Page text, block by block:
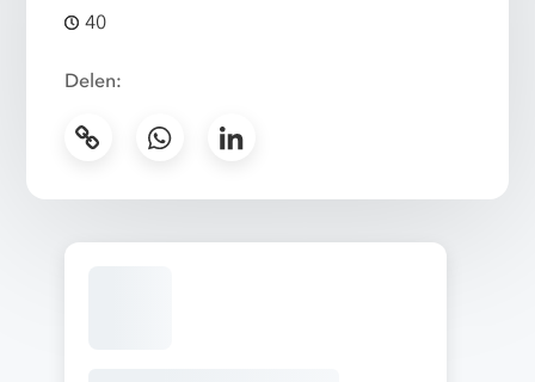
40
Delen: